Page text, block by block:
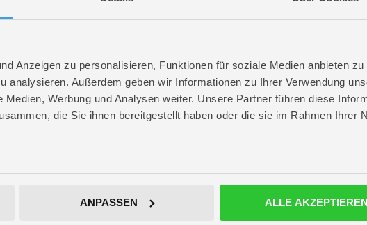
Anzeigen zu personalisieren, Funktionen für soziale Medien anbieten zu
analysieren. Außerdem geben wir Informationen zu Ihrer Verwendung
Werbung und Analysen weiter. Unsere Partner führen diese
die Sie ihnen bereitgestellt haben oder die sie im Rahmen Ihrer
ANPASSEN ALLE AKZEPTIEREN
Gewitterberg. Zahra, Zirri, Zoran und Zephir haben
vertriebenen Prinz der Nachtdrachen, Mareon,
aufhalten. Dennoch haben sie einen Tipp, wo Nessi und
Bela, Bruna, Beric und Basil. Die vier Safiras
Freunden.